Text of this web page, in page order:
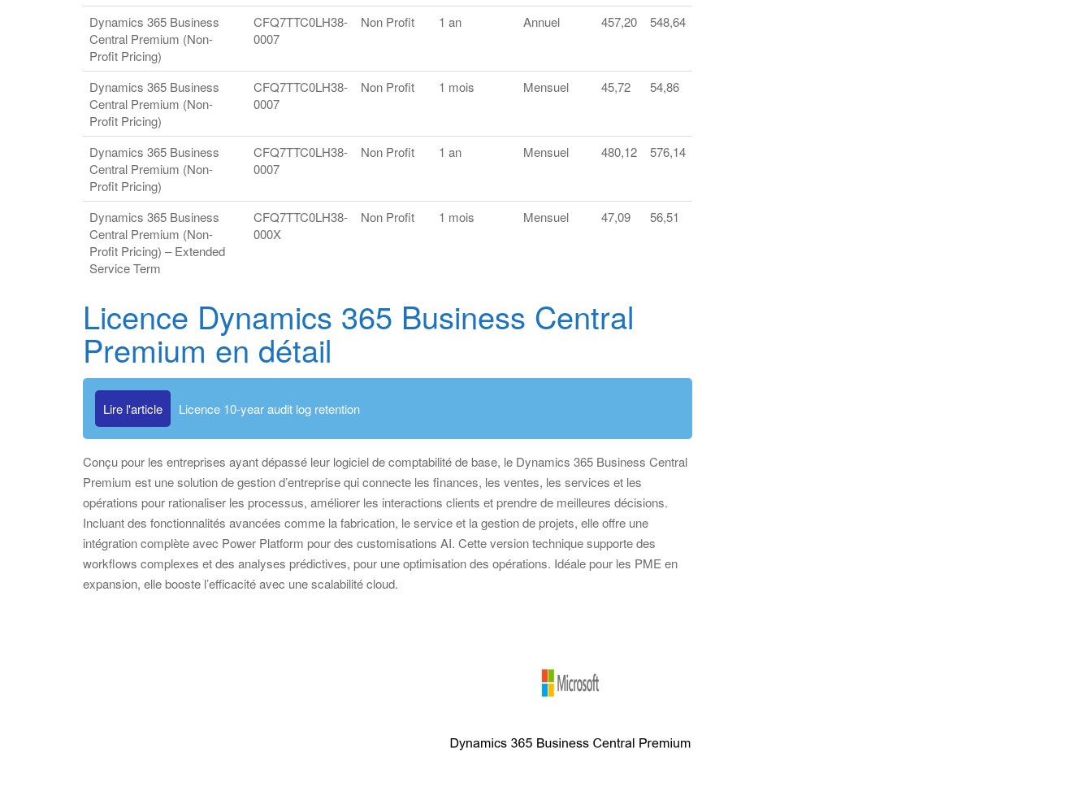
Dynamics 365 Business
Central Premium (Non-
Profit Pricing)
CFQ7TTC0LH38-
0007
Non Profit 1 an Annuel 457,20 548,64
Dynamics 365 Business
Central Premium (Non-
Profit Pricing)
CFQ7TTC0LH38-
0007
Non Profit 1 mois Mensuel 45,72 54,86
Dynamics 365 Business
Central Premium (Non-
Profit Pricing)
CFQ7TTC0LH38-
0007
Non Profit 1 an Mensuel 480,12 576,14
Dynamics 365 Business
Central Premium (Non-
Profit Pricing) – Extended
Service Term
CFQ7TTC0LH38-
000X
Non Profit 1 mois Mensuel 47,09 56,51
Licence Dynamics 365 Business Central
Premium en détail
Lire l'article Licence 10-year audit log retention
Conçu pour les entreprises ayant dépassé leur logiciel de comptabilité de base, le Dynamics 365 Business Central
Premium est une solution de gestion d’entreprise qui connecte les finances, les ventes, les services et les
opérations pour rationaliser les processus, améliorer les interactions clients et prendre de meilleures décisions.
Incluant des fonctionnalités avancées comme la fabrication, le service et la gestion de projets, elle offre une
intégration complète avec Power Platform pour des customisations AI. Cette version technique supporte des
workflows complexes et des analyses prédictives, pour une optimisation des opérations. Idéale pour les PME en
expansion, elle booste l’efficacité avec une scalabilité cloud.